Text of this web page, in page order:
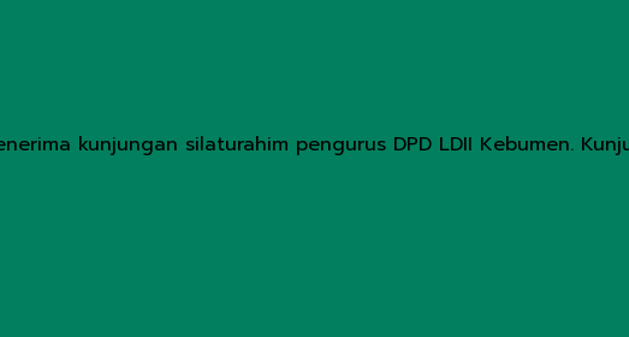
kunjungan silaturahim pengurus DPD LDII Kebumen.